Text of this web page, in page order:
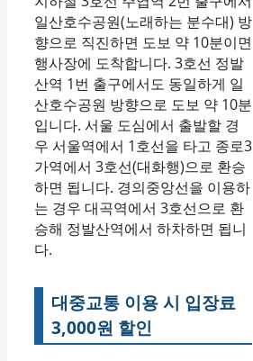
일산호수공원(노래하는 분수대) 방
향으로 직진하면 도보 약 10분이면
행사장에 도착합니다. 3호선 정발
산역 1번 출구에서도 동일하게 일
산호수공원 방향으로 도보 약 10분
입니다. 서울 도심에서 출발할 경
우 서울역에서 1호선을 타고 종로3
가역에서 3호선(대화행)으로 환승
하면 됩니다. 경의중앙선을 이용하
는 경우 대곡역에서 3호선으로 환
승해 정발산역에서 하차하면 됩니
다.
대중교통 이용 시 입장료
3,000원 할인